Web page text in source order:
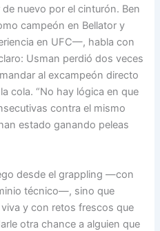
nuevo por el cinturón. Ben
campeón en Bellator y
en UFC—, habla con
Usman perdió dos veces
al excampeón directo
cola. “No hay lógica en que
contra el mismo
estado ganando peleas
desde el grappling —con
técnico—, sino que
y con retos frescos que
otra chance a alguien que